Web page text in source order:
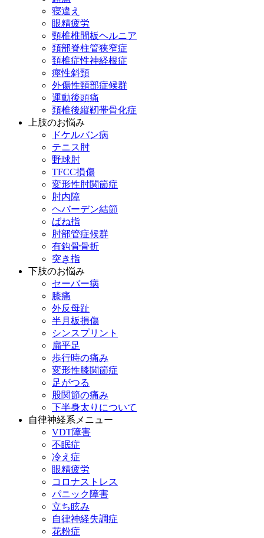
寝違え
眼精疲労
頸椎椎間板ヘルニア
頚部脊柱管狭窄症
頚椎症性神経根症
痙性斜頸
外傷性頸部症候群
運動後頭痛
頚椎後縦靭帯骨化症
上肢のお悩み
ドケルバン病
テニス肘
野球肘
TFCC損傷
変形性肘関節症
肘内障
ヘバーデン結節
ばね指
肘部管症候群
有鈎骨骨折
突き指
下肢のお悩み
セーバー病
膝痛
外反母趾
半月板損傷
シンスプリント
扁平足
歩行時の痛み
変形性膝関節症
足がつる
股関節の痛み
下半身太りについて
自律神経系メニュー
VDT障害
不眠症
冷え症
眼精疲労
コロナストレス
パニック障害
立ち眩み
自律神経失調症
花粉症